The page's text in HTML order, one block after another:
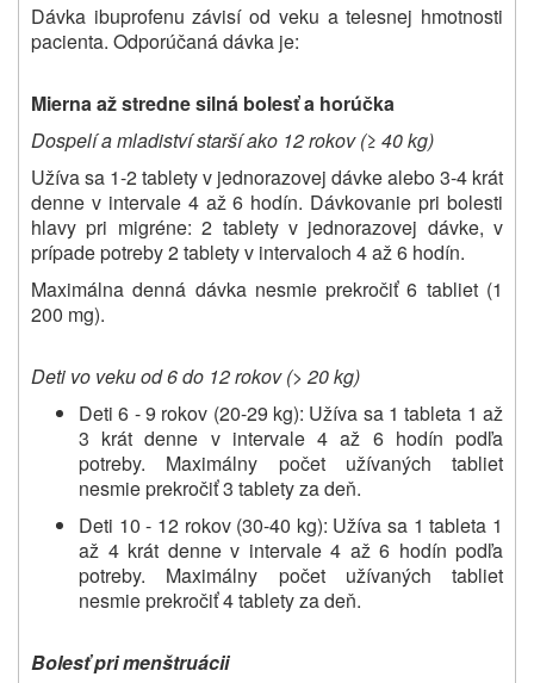
Dávka ibuprofenu závisí od veku a telesnej hmotnosti
pacienta. Odporúčaná dávka je:
Mierna až stredne silná bolesť a horúčka
Dospelí a mladiství starší ako 12 rokov (≥ 40 kg)
Užíva sa 1-2 tablety v jednorazovej dávke alebo 3-4 krát
denne v intervale 4 až 6 hodín. Dávkovanie pri bolesti
hlavy pri migréne: 2 tablety v jednorazovej dávke, v
prípade potreby 2 tablety v intervaloch 4 až 6 hodín.
Maximálna denná dávka nesmie prekročiť 6 tabliet (1
200 mg).
Deti vo veku od 6 do 12 rokov (> 20 kg)
Deti 6 - 9 rokov (20-29 kg): Užíva sa 1 tableta 1 až
3 krát denne v intervale 4 až 6 hodín podľa
potreby. Maximálny počet užívaných tabliet
nesmie prekročiť 3 tablety za deň.
Deti 10 - 12 rokov (30-40 kg): Užíva sa 1 tableta 1
až 4 krát denne v intervale 4 až 6 hodín podľa
potreby. Maximálny počet užívaných tabliet
nesmie prekročiť 4 tablety za deň.
Bolesť pri menštruácii